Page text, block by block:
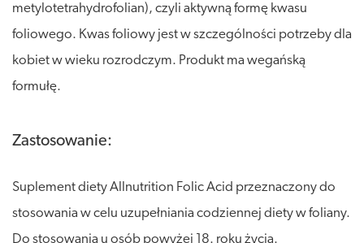
metylotetrahydrofolian), czyli aktywną formę kwasu
foliowego. Kwas foliowy jest w szczególności potrzeby dla
kobiet w wieku rozrodczym. Produkt ma wegańską
formułę.
Zastosowanie:
Suplement diety Allnutrition Folic Acid przeznaczony do
stosowania w celu uzupełniania codziennej diety w foliany.
Do stosowania u osób powyżej 18. roku życia.